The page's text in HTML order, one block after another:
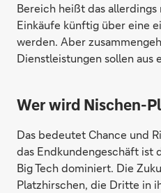
Bereich heißt das
Einkäufe künftig über eine
werden. Aber
Dienstleistungen sollen aus
Wer wird Nischen-
Das bedeutet Chance und
das Endkundengeschäft ist
Big Tech dominiert. Die
Platzhirschen, die Dritte in